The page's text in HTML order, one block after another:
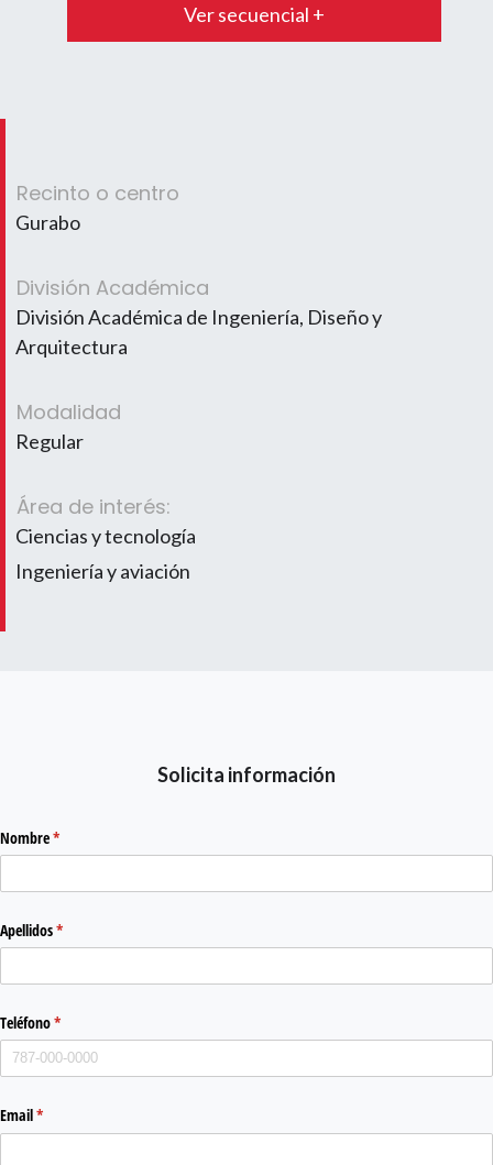
Ver secuencial +
Recinto o centro
Gurabo
División Académica
División Académica de Ingeniería, Diseño y
Arquitectura
Modalidad
Regular
Área de interés:
Ciencias y tecnología
Ingeniería y aviación
Solicita información
Nombre*
(required)
Apellidos*
(required)
Teléfono*
(required)
Email*
(required)